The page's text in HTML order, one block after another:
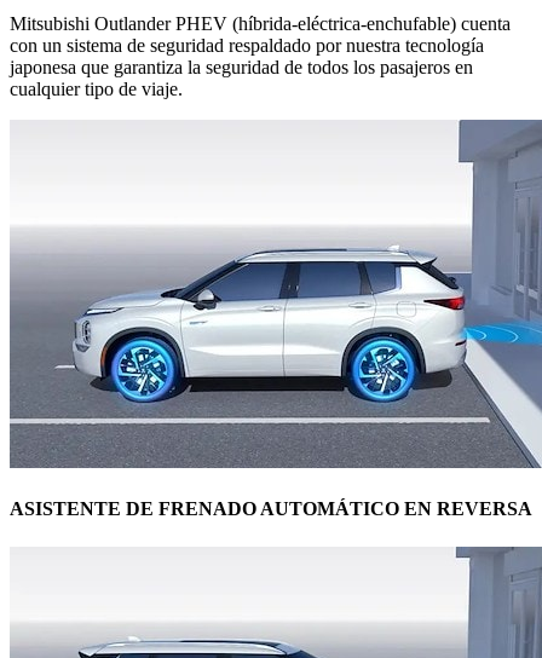
Mitsubishi Outlander PHEV (híbrida-eléctrica-enchufable) cuenta
con un sistema de seguridad respaldado por nuestra tecnología
japonesa que garantiza la seguridad de todos los pasajeros en
cualquier tipo de viaje.
ASISTENTE DE FRENADO AUTOMÁTICO EN REVERSA